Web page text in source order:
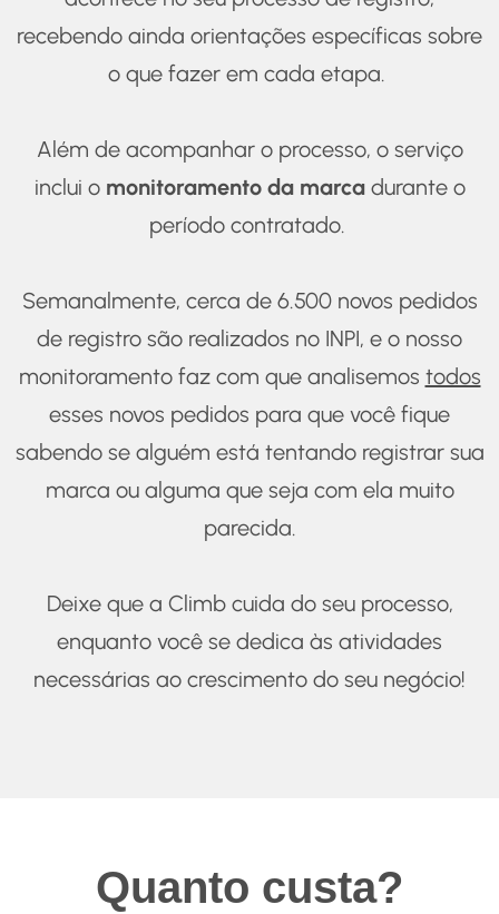
recebendo ainda orientações específicas sobre
o que fazer em cada etapa.
Além de acompanhar o processo, o serviço
inclui o monitoramento da marca durante o
período contratado.
Semanalmente, cerca de 6.500 novos pedidos
de registro são realizados no INPI, e o nosso
monitoramento faz com que analisemos todos
esses novos pedidos para que você fique
sabendo se alguém está tentando registrar sua
marca ou alguma que seja com ela muito
parecida.
Deixe que a Climb cuida do seu processo,
enquanto você se dedica às atividades
necessárias ao crescimento do seu negócio!
Quanto custa?